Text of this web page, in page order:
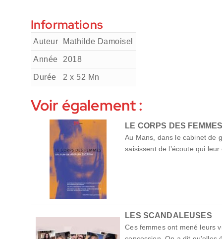
Informations
Auteur Mathilde Damoisel
Année 2018
Durée 2 x 52 Mn
Voir également :
LE CORPS DES
Au Mans, dans le cabinet de
saisissent de l’écoute qui
LES SCANDALEUSES
Ces femmes ont mené leurs